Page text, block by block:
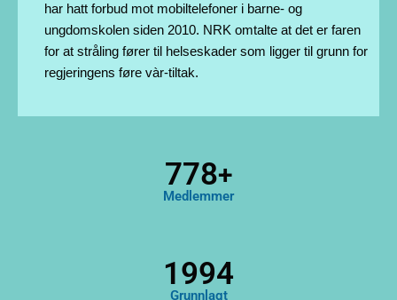
har hatt forbud mot mobiltelefoner i barne- og
ungdomskolen siden 2010. NRK omtalte at det er faren
for at stråling fører til helseskader som ligger til grunn for
regjeringens føre vàr-tiltak.
923+
Medlemmer
1994
Grunnlagt